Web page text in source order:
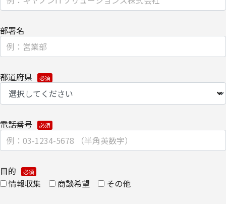
キヤノンITソリューションズ株式会社
企画本部 営業・マーケティング推進部 部長
【お問い合わせ先】
TEL 03-6701-3440
​個人情報の取扱全般に関する当社の考え方をご覧になりたい方は、
キヤノンITソリューションズ株式会社の個人情報の取り扱いについ
てをご覧ください。
・個人情報の取り扱いについて
部署名
都道府県
電話番号
目的
情報収集
商談希望 その他